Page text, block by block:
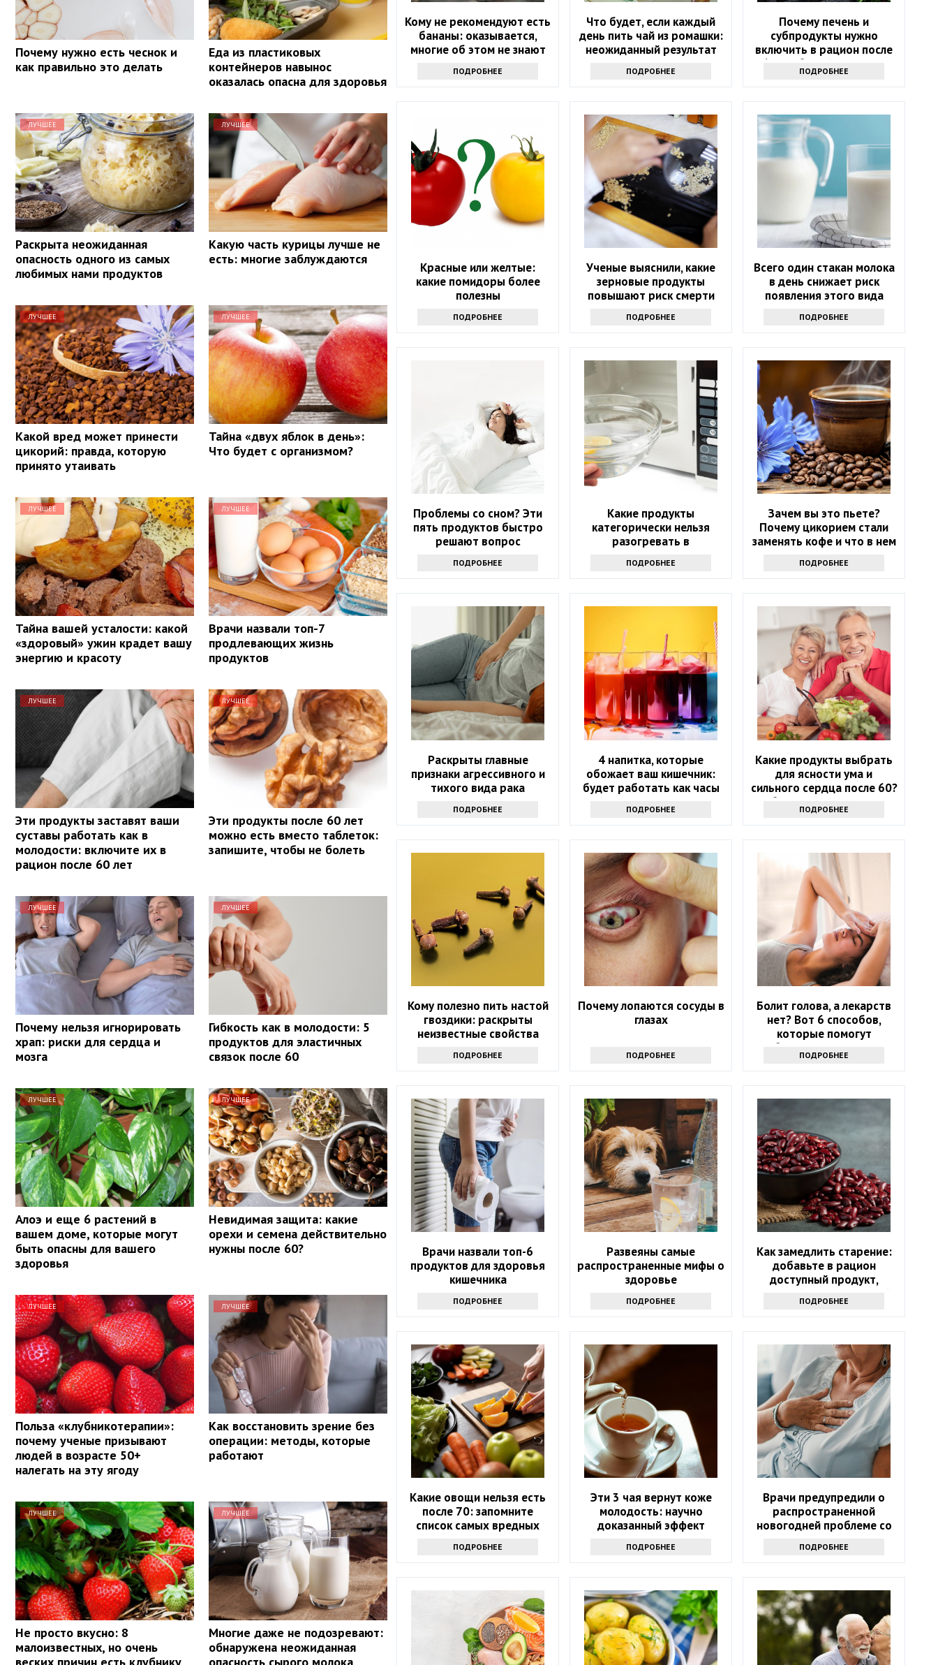
Почему нужно есть чеснок и
как правильно это делать
Еда из пластиковых
контейнеров навынос
оказалась опасна для здоровья
ЛУЧШЕЕ
Раскрыта неожиданная
опасность одного из самых
любимых нами продуктов
ЛУЧШЕЕ
Какую часть курицы лучше не
есть: многие заблуждаются
ЛУЧШЕЕ
Какой вред может принести
цикорий: правда, которую
принято утаивать
ЛУЧШЕЕ
Тайна «двух яблок в день»:
Что будет с организмом?
ЛУЧШЕЕ
Тайна вашей усталости: какой
«здоровый» ужин крадет вашу
энергию и красоту
ЛУЧШЕЕ
Врачи назвали топ-7
продлевающих жизнь
продуктов
ЛУЧШЕЕ
Эти продукты заставят ваши
суставы работать как в
молодости: включите их в
рацион после 60 лет
ЛУЧШЕЕ
Эти продукты после 60 лет
можно есть вместо таблеток:
запишите, чтобы не болеть
ЛУЧШЕЕ
Почему нельзя игнорировать
храп: риски для сердца и
мозга
ЛУЧШЕЕ
Гибкость как в молодости: 5
продуктов для эластичных
связок после 60
ЛУЧШЕЕ
Алоэ и еще 6 растений в
вашем доме, которые могут
быть опасны для вашего
здоровья
ЛУЧШЕЕ
Невидимая защита: какие
орехи и семена действительно
нужны после 60?
ЛУЧШЕЕ
Польза «клубникотерапии»:
почему ученые призывают
людей в возрасте 50+
налегать на эту ягоду
ЛУЧШЕЕ
Как восстановить зрение без
операции: методы, которые
работают
ЛУЧШЕЕ
Не просто вкусно: 8
малоизвестных, но очень
веских причин есть клубнику
ЛУЧШЕЕ
Многие даже не подозревают:
обнаружена неожиданная
опасность сырого молока
Кому не рекомендуют есть
бананы: оказывается,
многие об этом не знают
ПОДРОБНЕЕ
Что будет, если каждый
день пить чай из ромашки:
неожиданный результат
ПОДРОБНЕЕ
Почему печень и
субпродукты нужно
включить в рацион после
60? Забытый источник
силы
ПОДРОБНЕЕ
Красные или желтые:
какие помидоры более
полезны
ПОДРОБНЕЕ
Ученые выяснили, какие
зерновые продукты
повышают риск смерти
ПОДРОБНЕЕ
Всего один стакан молока
в день снижает риск
появления этого вида
только молоко
ПОДРОБНЕЕ
Проблемы со сном? Эти
пять продуктов быстро
решают вопрос
ПОДРОБНЕЕ
Какие продукты
категорически нельзя
разогревать в
советы экспертов
ПОДРОБНЕЕ
Зачем вы это пьете?
Почему цикорием стали
заменять кофе и что в нем
ПОДРОБНЕЕ
Раскрыты главные
признаки агрессивного и
тихого вида рака
ПОДРОБНЕЕ
4 напитка, которые
обожает ваш кишечник:
будет работать как часы
ПОДРОБНЕЕ
Какие продукты выбрать
для ясности ума и
сильного сердца после 60?
Обратите внимание на
этот список
ПОДРОБНЕЕ
Кому полезно пить настой
гвоздики: раскрыты
неизвестные свойства
ПОДРОБНЕЕ
Почему лопаются сосуды в
глазах
ПОДРОБНЕЕ
Болит голова, а лекарств
нет? Вот 6 способов,
которые помогут
избавиться от напасти
ПОДРОБНЕЕ
Врачи назвали топ-6
продуктов для здоровья
кишечника
ПОДРОБНЕЕ
Развеяны самые
распространенные мифы о
здоровье
ПОДРОБНЕЕ
Как замедлить старение:
добавьте в рацион
доступный продукт,
который есть на каждой
кухне
ПОДРОБНЕЕ
Какие овощи нельзя есть
после 70: запомните
список самых вредных
ПОДРОБНЕЕ
Эти 3 чая вернут коже
молодость: научно
доказанный эффект
ПОДРОБНЕЕ
Врачи предупредили о
распространенной
новогодней проблеме со
ПОДРОБНЕЕ